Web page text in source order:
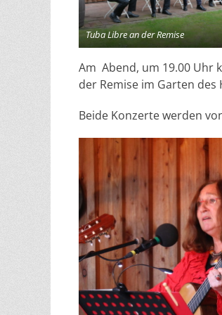
Tuba Libre an der Remise
Am Abend, um 19.00 Uhr
der Remise im Garten des
Beide Konzerte werden